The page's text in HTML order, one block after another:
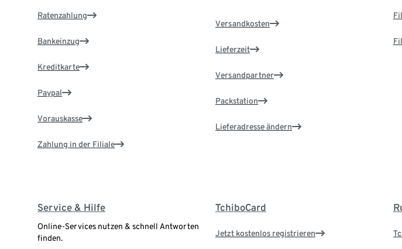
Ratenzahlung
Bankeinzug
Kreditkarte
Paypal
Vorauskasse
Zahlung in der Filiale
Versandkosten
Lieferzeit
Versandpartner
Packstation
Lieferadresse ändern
Service & Hilfe
Online-Services nutzen & schnell Antworten
finden.
TchiboCard
Jetzt kostenlos registrieren